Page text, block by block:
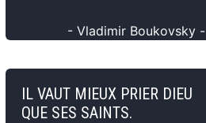
- Vladimir Boukovsky -
IL VAUT MIEUX PRIER DIEU
QUE SES SAINTS.